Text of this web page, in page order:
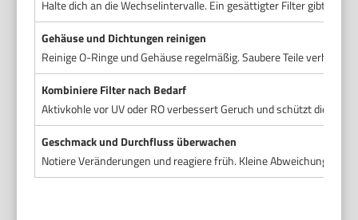
Halte dich an die Wechselintervalle. Ein gesättigter Filter gibt
Gehäuse und Dichtungen reinigen
Reinige O-Ringe und Gehäuse regelmäßig. Saubere Teile
Kombiniere Filter nach Bedarf
Aktivkohle vor UV oder RO verbessert Geruch und schützt die
Geschmack und Durchfluss überwachen
Notiere Veränderungen und reagiere früh. Kleine Abweichungen